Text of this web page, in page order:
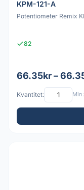
KPM-121-A
Potentiometer Remix
82
66.35kr –
Kvantitet: